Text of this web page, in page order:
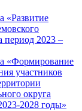
«Развитие
период 2023 –
«Формирование
участников
округа
2028 годы»